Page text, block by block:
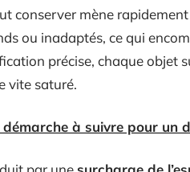
conserver mène
ou inadaptés, ce qui
précise, chaque objet
vite saturé.
démarche à suivre pour un